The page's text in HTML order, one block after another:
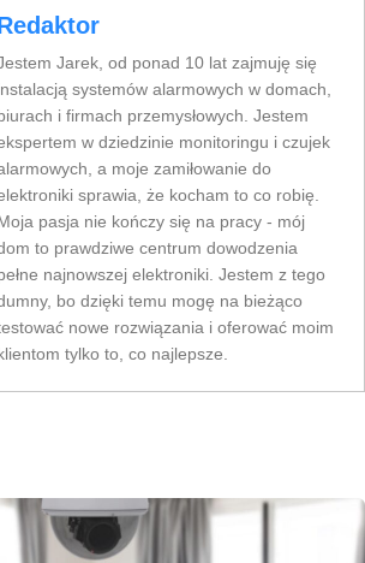
Jarek, od ponad 10 lat zajmuję się
systemów alarmowych w domach,
i firmach przemysłowych. Jestem
w dziedzinie monitoringu i czujek
a moje zamiłowanie do
sprawia, że kocham to co robię.
pasja nie kończy się na pracy - mój
to prawdziwe centrum dowodzenia
najnowszej elektroniki. Jestem z tego
bo dzięki temu mogę na bieżąco
nowe rozwiązania i oferować moim
tylko to, co najlepsze.